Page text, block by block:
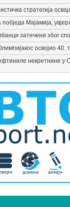
стратегија
Мајамија,
затечени због
освојио 40.
некретнине у